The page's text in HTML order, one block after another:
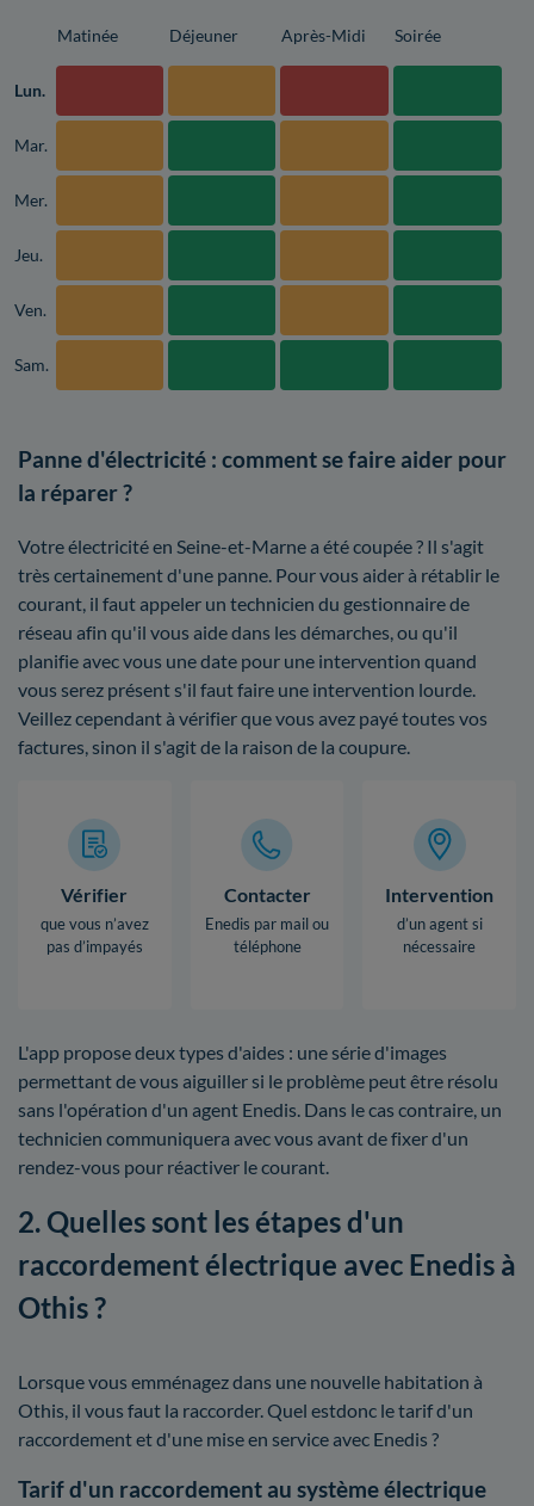
Matinée Déjeuner Après-Midi Soirée
Lun.
Mar.
Mer.
Jeu.
Ven.
Sam.
Panne d'électricité : comment se faire aider pour
la réparer ?
Votre électricité en Seine-et-Marne a été coupée ? Il s'agit
très certainement d'une panne. Pour vous aider à rétablir le
courant, il faut appeler un technicien du gestionnaire de
réseau afin qu'il vous aide dans les démarches, ou qu'il
planifie avec vous une date pour une intervention quand
vous serez présent s'il faut faire une intervention lourde.
Veillez cependant à vérifier que vous avez payé toutes vos
factures, sinon il s'agit de la raison de la coupure.
Vérifier
que vous n’avez
pas d’impayés
Contacter
Enedis par mail ou
téléphone
Intervention
d’un agent si
nécessaire
L'app propose deux types d'aides : une série d'images
permettant de vous aiguiller si le problème peut être résolu
sans l'opération d'un agent Enedis. Dans le cas contraire, un
technicien communiquera avec vous avant de fixer d'un
rendez-vous pour réactiver le courant.
2. Quelles sont les étapes d'un
raccordement électrique avec Enedis à
Othis ?
Lorsque vous emménagez dans une nouvelle habitation à
Othis, il vous faut la raccorder. Quel estdonc le tarif d'un
raccordement et d'une mise en service avec Enedis ?
Tarif d'un raccordement au système électrique